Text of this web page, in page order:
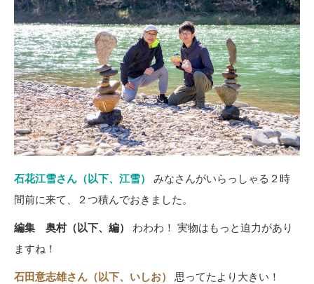
石花江雪さん（以下、江雪） みなさんがいらっしゃる２時
間前に来て、２つ積んでおきました。
編集 奥村（以下、編） わわわ！ 実物はもっと迫力があり
ますね！
石田意志雄さん（以下、いしお） 思ってたより大きい！